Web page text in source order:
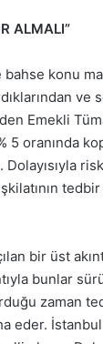
ALMALI”
konu
ve
Emekli
5 oranında
Dolayısıyla
tedbir
bir üst
bunlar
zaman
eder.